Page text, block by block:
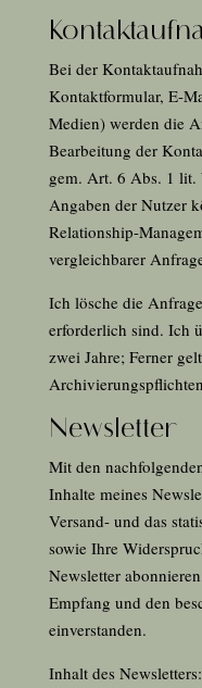
Bei der
Kontaktformular, E-
Medien) werden die
Bearbeitung der
gem. Art. 6 Abs. 1 lit.
Angaben der Nutzer
Relationship-
vergleichbarer
Ich lösche die
erforderlich sind. Ich
zwei Jahre; Ferner
Newsletter
Mit den
Inhalte meines
Versand- und das
sowie Ihre
Newsletter
Empfang und den
einverstanden.
Inhalt des